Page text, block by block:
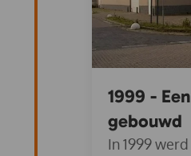
1999 -
gebouwd
In 1999